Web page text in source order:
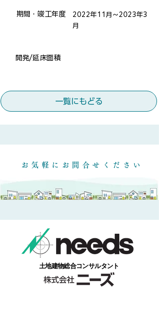
​期間・竣工年度
2022年11月～2023年3
月
​開発/延床面積
一覧にもどる
​お気軽にお問合せください
​土地建物総合コンサルタント